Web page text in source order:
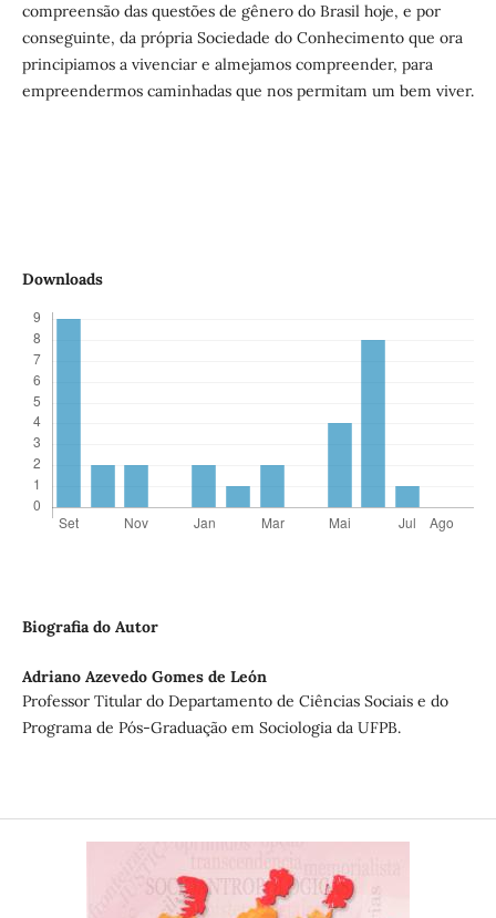
compreensão das questões de gênero do Brasil hoje, e por
conseguinte, da própria Sociedade do Conhecimento que ora
principiamos a vivenciar e almejamos compreender, para
empreendermos caminhadas que nos permitam um bem viver.
Downloads
Biografia do Autor
Adriano Azevedo Gomes de León
Professor Titular do Departamento de Ciências Sociais e do
Programa de Pós-Graduação em Sociologia da UFPB.